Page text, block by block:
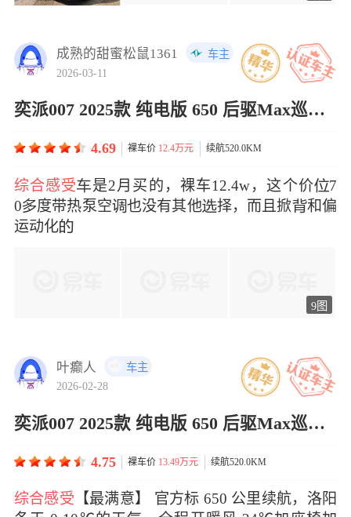
成熟的甜蜜松鼠1361
车主
2026-03-11
奕派007 2025款 纯电版 650 后驱Max巡航版
4.69 裸车价 12.4万元 续航520.0KM
综合感受是2月买的，裸车12.4w，这个价7
0度带热泵空也没有其他择，而且掀和偏
运动化
9图
叶癫人
车主
2026-02-28
奕派007 2025款 纯电版 650 后驱Max巡航版
4.75 裸车价 13.49万元 续航520.0KM
综合感受 【最满意】 官方标 650 公里续航，洛阳